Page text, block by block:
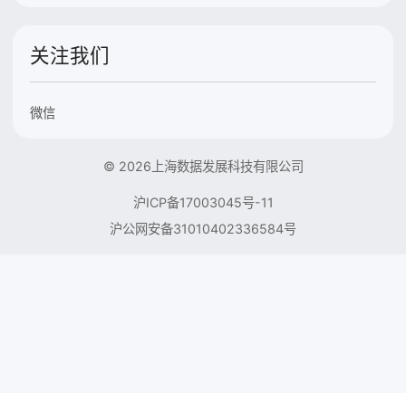
关注我们
微信
© 2026上海数据发展科技有限公司
沪ICP备17003045号-11
沪公网安备31010402336584号